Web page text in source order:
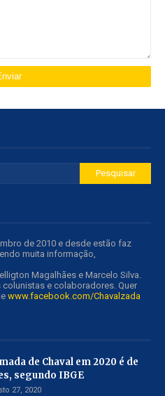
de 2010 e desde estão faz
muita informação,
Magalhães e Marcelo Silva.
e colaboradores. Quer
www.facebook.com/Chavalzada
de Chaval em 2020 é de
segundo IBGE
27, 2020